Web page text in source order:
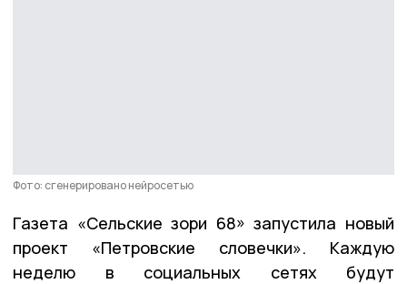
Фото: сгенерировано нейросетью
Газета «Сельские зори 68» запустила новый
проект «Петровские словечки». Каждую
неделю в социальных сетях будут